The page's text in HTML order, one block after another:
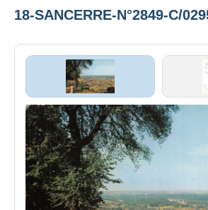
18-SANCERRE-N°2849-C/